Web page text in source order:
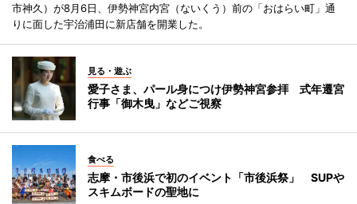
市神久）が8月6日、伊勢神宮内宮（ないくう）前の「おはらい町」通
りに面した宇治浦田に新店舗を開業した。
見る・遊ぶ
愛子さま、パール身につけ伊勢神宮参拝 式年遷宮
行事「御木曳」などご視察
食べる
志摩・市後浜で初のイベント「市後浜祭」 SUPや
スキムボードの聖地に